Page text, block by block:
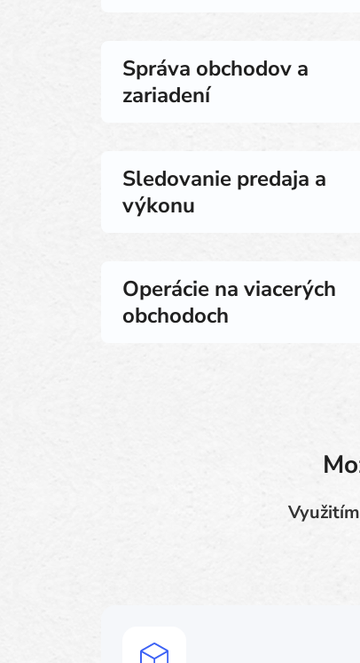
Správa obchodov a
zariadení
Sledovanie predaja a
výkonu
Operácie na viacerých
obchodoch